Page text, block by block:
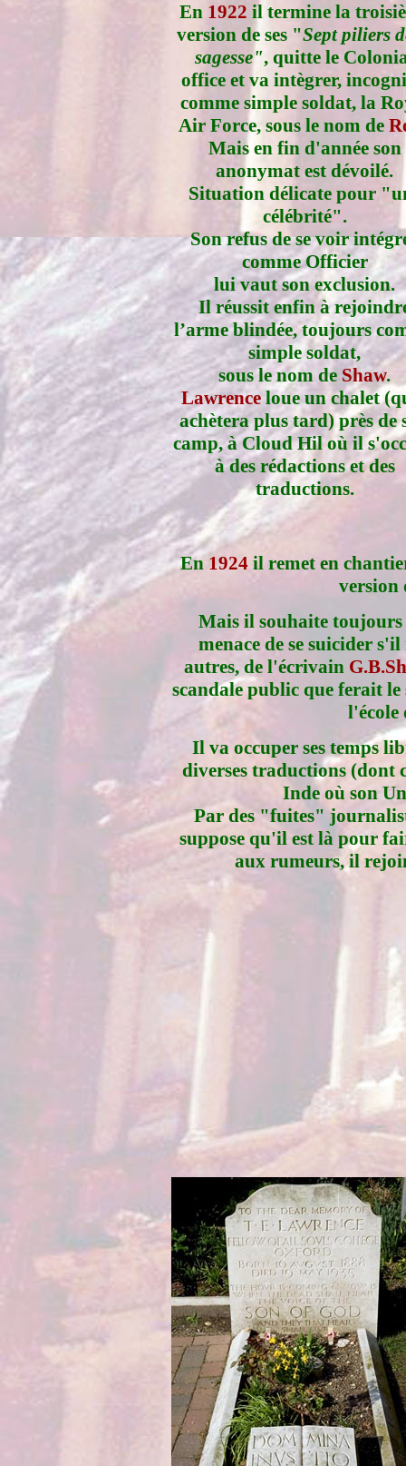
En 1922 il termine la
version de ses "Sept piliers
sagesse", quitte le
office et va intègrer,
comme simple soldat, la
Air Force, sous le nom de
Mais en fin d'année son
anonymat est dévoilé.
Situation délicate pour
célébrité".
Son refus de se voir
comme Officier
lui vaut son exclusion.
Il réussit enfin à
l’arme blindée, toujours
simple soldat,
sous le nom de Shaw.
Lawrenceloue un chalet
achètera plus tard) près de
camp, à Cloud Hil où il
à des rédactions et des
traductions.
En 1924il remet en
version
Mais il souhaite
menace de se suicider
autres, de l'écrivain
scandale public que ferait
l'école
Il va occuper ses temps
diverses traductions (dont
Inde où son
Par des "fuites"
suppose qu'il est là pour
aux rumeurs, il